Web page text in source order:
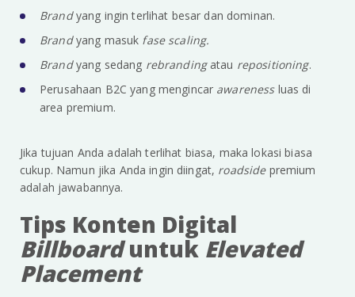
Brandyang ingin terlihat besar dan dominan.
Brandyang masuk fase scaling.
Brandyang sedang rebranding atau repositioning.
Perusahaan B2C yang mengincar awareness luas di
area premium.
Jika tujuan Anda adalah terlihat biasa, maka lokasi biasa
cukup. Namun jika Anda ingin diingat, roadside premium
adalah jawabannya.
Tips Konten Digital
Billboarduntuk Elevated
Placement